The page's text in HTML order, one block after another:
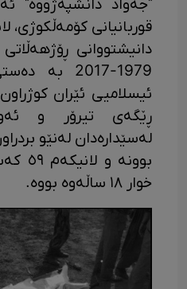
"جەواد دانشپەژووه"
دانیشتووانی
1979-2017
ڕێگەی تیرۆر و
خوار ١٨ ساڵەوە بووە.